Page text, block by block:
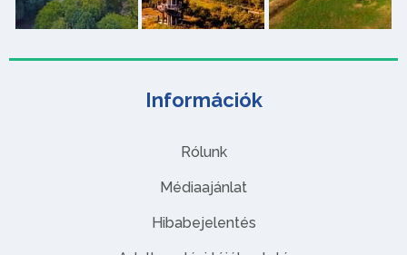
Információk
Rólunk
Médiaajánlat
Hibabejelentés